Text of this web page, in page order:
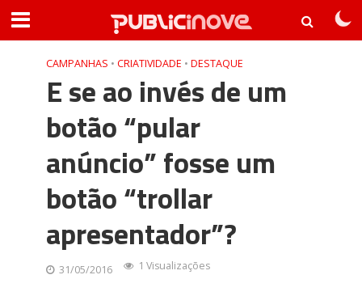
CAMPANHAS • CRIATIVIDADE • DESTAQUE
E se ao invés de um
botão “pular
anúncio” fosse um
botão “trollar
apresentador”?
31/05/2016 1 Visualizações